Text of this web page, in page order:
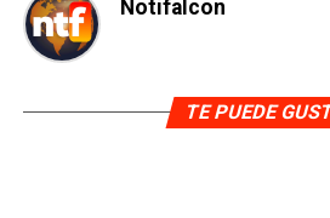
Notifalcon
TE PUEDE